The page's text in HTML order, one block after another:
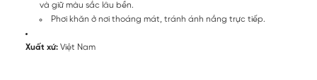
và giữ màu sắc lâu bền.
Phơi khăn ở nơi thoáng mát, tránh ánh nắng trực tiếp.
Xuất xứ: Việt Nam